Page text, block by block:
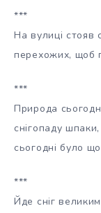
***
На вулиці стояв
перехожих, щоб
***
Природа
снігопаду
сьогодні було
***
Йде сніг